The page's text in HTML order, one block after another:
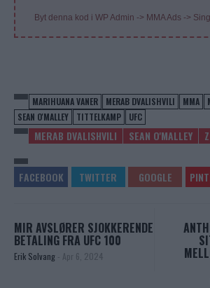
Byt denna kod i WP Admin -> MMA Ads ->
MARIHUANA VANER MERAB DVALISHVILI MMA
SEAN O'MALLEY
TITTELKAMP UFC
MERAB DVALISHVILI SEAN O'MALLEY
MIR AVSLØRER SJOKKERENDE
BETALING FRA UFC 100
Erik Solvang - Apr 6, 2024